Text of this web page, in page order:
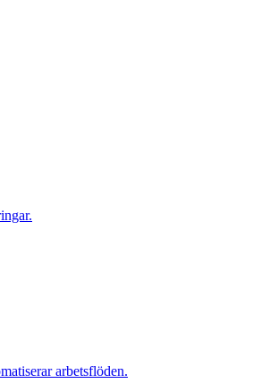
arbetsflöden.